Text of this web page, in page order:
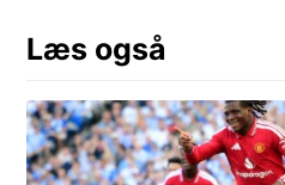
Læs også